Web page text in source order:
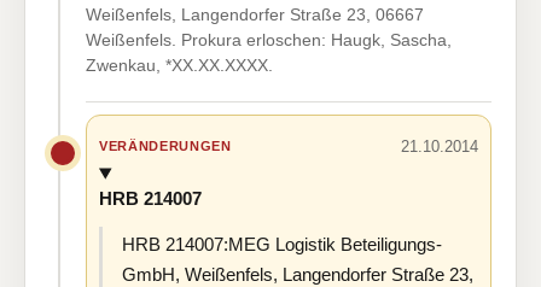
Weißenfels, Langendorfer Straße 23, 06667
Weißenfels. Prokura erloschen: Haugk, Sascha,
Zwenkau, *XX.XX.XXXX.
VERÄNDERUNGEN 21.10.2014
HRB 214007
HRB 214007:MEG Logistik Beteiligungs-
GmbH, Weißenfels, Langendorfer Straße 23,